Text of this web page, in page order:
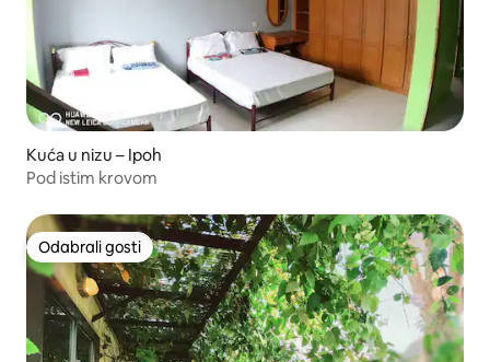
Kuća u nizu – Ipoh
Pod istim krovom
Odabrali gosti
Odabrali gosti